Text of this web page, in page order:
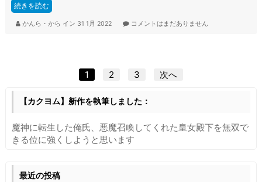
e
k
続きを読む
かんら・から イン 31 1月 2022 コメントはまだありません
投
稿
ペ
1 2 3 次へ
【カクヨム】新作を執筆しました：
魔神に転生した俺氏、悪魔召喚してくれた皇女殿下を無双で
きる位に強くしようと思います
最近の投稿